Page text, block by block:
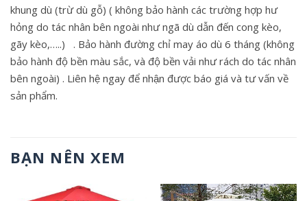
khung dù (trừ dù gỗ) ( không bảo hành các trường hợp hư
hỏng do tác nhân bên ngoài như ngã dù dẫn đến cong kèo,
gãy kèo,…..) . Bảo hành đường chỉ may áo dù 6 tháng (không
bảo hành độ bền màu sắc, và độ bền vải như rách do tác nhân
bên ngoài) . Liên hệ ngay để nhận được báo giá và tư vấn về
sản phẩm.
BẠN NÊN XEM